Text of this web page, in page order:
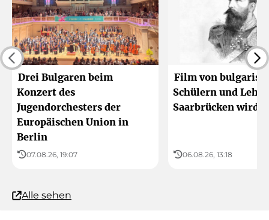
Drei Bulgaren beim
Konzert des
Jugendorchesters der
Europäischen Union in
Berlin
07.08.26, 19:07
Film von
Schülern und
Saarbrücken wird
06.08.26, 13:18
Alle sehen